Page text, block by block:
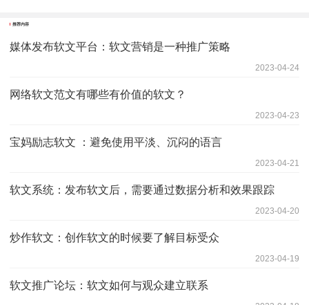
推荐内容
媒体发布软文平台：软文营销是一种推广策略
2023-04-24
网络软文范文有哪些有价值的软文？
2023-04-23
宝妈励志软文 ：避免使用平淡、沉闷的语言
2023-04-21
软文系统：发布软文后，需要通过数据分析和效果跟踪
2023-04-20
炒作软文：创作软文的时候要了解目标受众
2023-04-19
软文推广论坛：软文如何与观众建立联系